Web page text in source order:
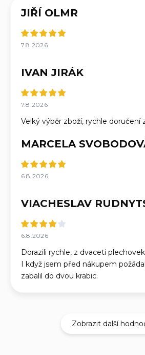
JIŘÍ OLMR
7.8.2026
IVAN JIRÁK
7.8.2026
Velký výběr zboží, rychle doručení
MARCELA
6.8.2026
VIACHESLAV
6.8.2026
Dorazili rychle, z dvaceti
I když jsem před nákupem
zabalil do dvou krabic.
Zobrazit další